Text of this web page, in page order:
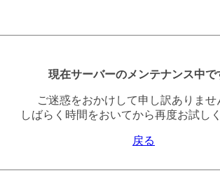
現在サーバーのメンテナンス中で
ご迷惑をおかけして申し訳ありませ
しばらく時間をおいてから再度お試し
戻る